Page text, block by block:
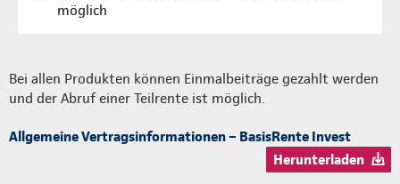
möglich
Bei allen Produkten können Einmalbeiträge gezahlt werden
und der Abruf einer Teilrente ist möglich.
Allgemeine Vertragsinformationen – BasisRente Invest
Herunterladen